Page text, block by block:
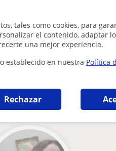
tales como cookies, para
el contenido, adaptar
una mejor experiencia.
establecido en nuestra Política
Rechazar
los Reyes que